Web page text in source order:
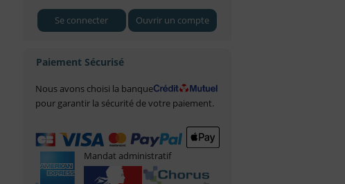
Se connecter Ouvrir un compte
Paiement Sécurisé
Nous avons choisi la banque
pour garantir la sécurité de votre paiement.
Mandat administratif